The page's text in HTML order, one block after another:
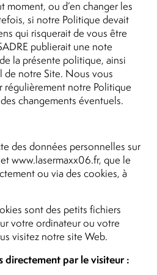
moment, ou d’en changer les
si notre Politique devait
qui risquerait de vous être
publierait une note
la présente politique, ainsi
de notre Site. Nous vous
régulièrement notre Politique
changements éventuels.
des données personnelles sur
www.lasermaxx06.fr, que le
ou via des cookies, à
sont des petits fichiers
votre ordinateur ou votre
visitez notre site Web.
directement par le visiteur :